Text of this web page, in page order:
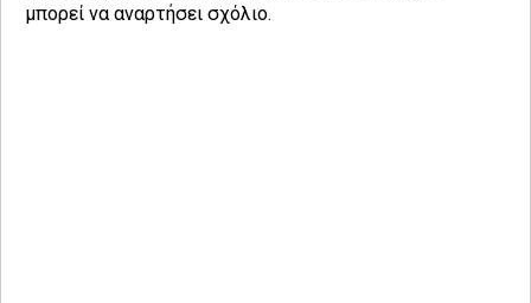
μπορεί να αναρτήσει σχόλιο.